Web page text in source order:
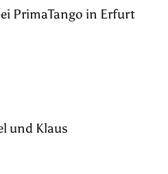
PrimaTango in Erfurt
und Klaus